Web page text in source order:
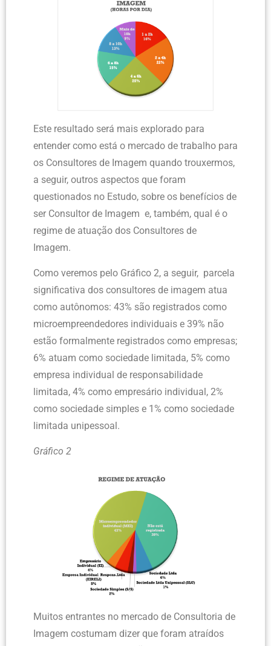
Este resultado será mais explorado para
entender como está o mercado de trabalho para
os Consultores de Imagem quando trouxermos,
a seguir, outros aspectos que foram
questionados no Estudo, sobre os benefícios de
ser Consultor de Imagem e, também, qual é o
regime de atuação dos Consultores de
Imagem.
Como veremos pelo Gráfico 2, a seguir, parcela
significativa dos consultores de imagem atua
como autônomos: 43% são registrados como
microempreendedores individuais e 39% não
estão formalmente registrados como empresas;
6% atuam como sociedade limitada, 5% como
empresa individual de responsabilidade
limitada, 4% como empresário individual, 2%
como sociedade simples e 1% como sociedade
limitada unipessoal.
Gráfico 2
Muitos entrantes no mercado de Consultoria de
Imagem costumam dizer que foram atraídos